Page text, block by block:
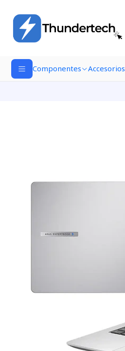
Componentes Accesorios